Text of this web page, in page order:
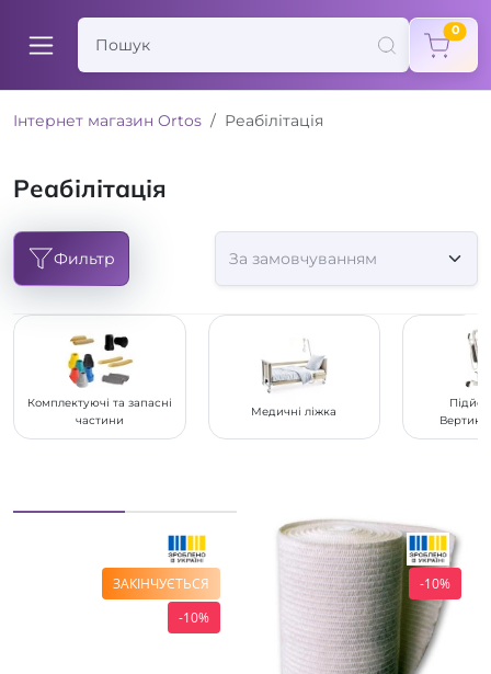
0
Інтернет магазин Ortos Реабілітація
Реабілітація
Фильтр
Комплектуючі та запасні
частини
Медичні ліжка
ЗАКІНЧУЄТЬСЯ
-10%
-10%